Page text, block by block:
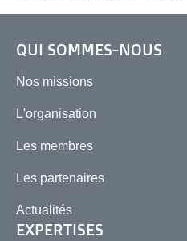
QUI SOMMES-NOUS
Nos missions
L'organisation
Les membres
Les partenaires
Actualités
EXPERTISES